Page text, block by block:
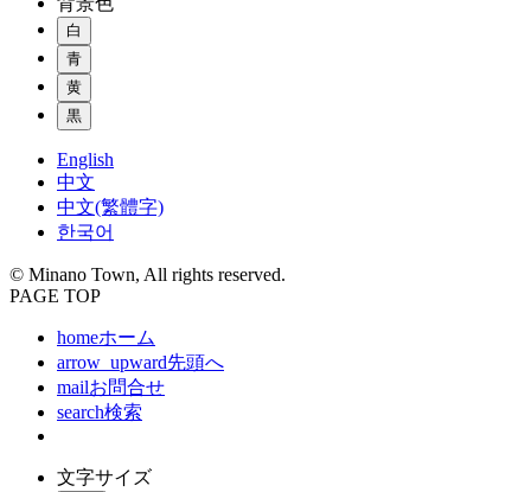
白
青
黄
黒
English
中文
中文(繁體字)
한국어
© Minano Town, All rights reserved.
PAGE TOP
homeホーム
arrow_upward先頭へ
mailお問合せ
search検索
文字サイズ